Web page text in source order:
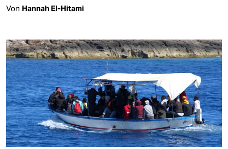
Von Hannah El-Hitami